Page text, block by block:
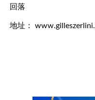
回落
地址：